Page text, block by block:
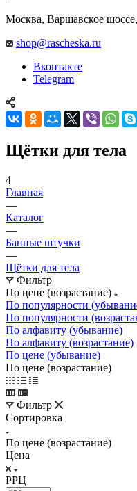
Москва, Варшавское
shop@rascheska.ru
Вконтакте
Telegram
Щётки для тела
4
Главная
—
Каталог
—
Банные штучки
—
Щётки для тела
Фильтр
По цене (возрастание)
По популярности
По популярности
По алфавиту (убывание)
По алфавиту (возрастание)
По цене (убывание)
По цене (возрастание)
Фильтр
Сортировка
По цене (возрастание)
Цена
РРЦ